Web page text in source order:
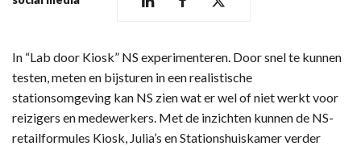
In “Lab door Kiosk” NS experimenteren. Door snel te kunnen
testen, meten en bijsturen in een realistische
stationsomgeving kan NS zien wat er wel of niet werkt voor
reizigers en medewerkers. Met de inzichten kunnen de NS-
retailformules Kiosk, Julia’s en Stationshuiskamer verder